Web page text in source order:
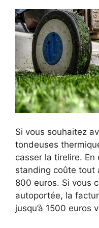
Si vous souhaitez
tondeuses
casser la tirelire.
standing coûte tout
800 euros. Si vous
autoportée, la
jusqu’à 1500 euros